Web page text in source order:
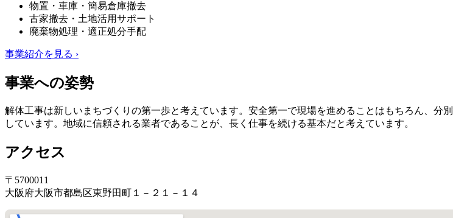
物置・車庫・簡易倉庫撤去
古家撤去・土地活用サポート
廃棄物処理・適正処分手配
事業紹介を見る ›
事業への姿勢
解体工事は新しいまちづくりの第一歩と考えています。安全第一で現場を進めることはもちろん、
しています。地域に信頼される業者であることが、長く仕事を続ける基本だと考えています。
アクセス
〒5700011
大阪府大阪市都島区東野田町１－２１－１４